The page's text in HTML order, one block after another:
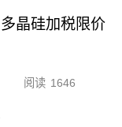
晶硅加税限价
阅读 1646